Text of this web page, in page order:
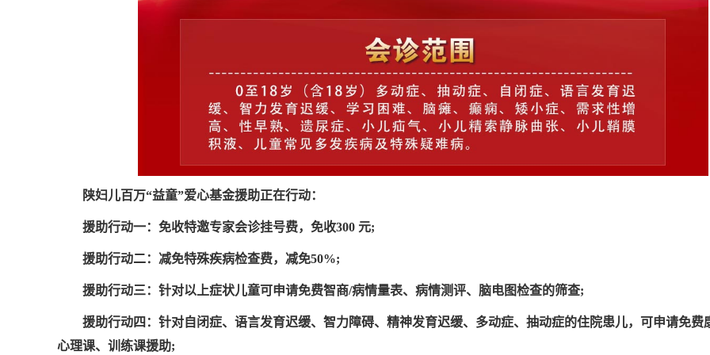
陕妇儿百万“益童”爱心基金援助正在行动：
援助行动一：免收特邀专家会诊挂号费，免收300 元;
援助行动二：减免特殊疾病检查费，减免50%;
援助行动三：针对以上症状儿童可申请免费智商/病情量表、病情测评、脑电图检查的筛查;
援助行动四：针对自闭症、语言发育迟缓、智力障碍、精神发育迟缓、多动症、抽动症的住院患儿，可申请免费
心理课、训练课援助;